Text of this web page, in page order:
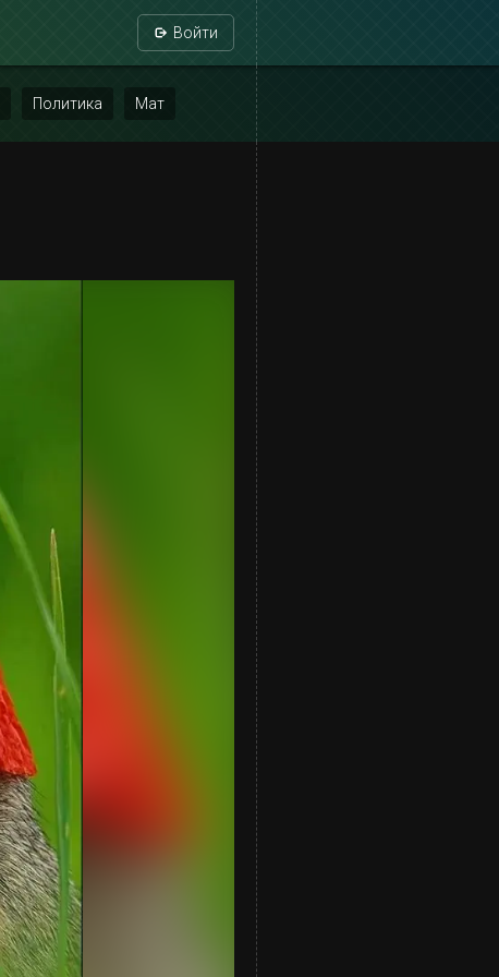
Войти
Политика Мат